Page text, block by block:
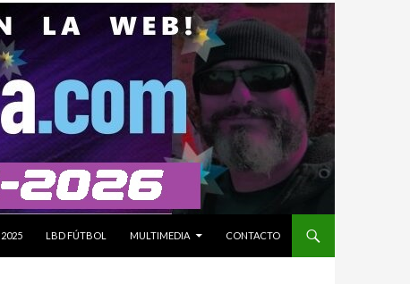
LBD FÚTBOL MULTIMEDIA CONTACTO